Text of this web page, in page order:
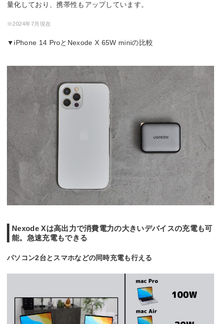
量化しており、携帯性もアップしています。
※2024年7月現在
▼iPhone 14 ProとNexode X 65W miniの比較
Nexode Xは高出力で消費電力の大きいデバイスの充電も可
能。急速充電もできる
パソコン2台とスマホなどの同時充電も行える